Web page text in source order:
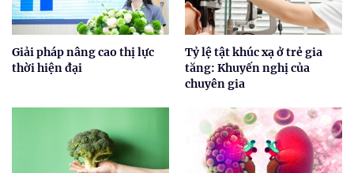
Giải pháp nâng cao thị lực
thời hiện đại
Tỷ lệ tật khúc xạ ở trẻ gia
tăng: Khuyến nghị của
chuyên gia